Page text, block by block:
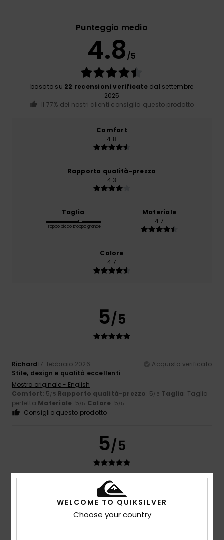
Punteggio medio
4.8/5
basato su 22 recensioni verificatedal settembre
2025
Il 77% dei nostri clienti consiglia questo prodotto
Comfort
4.8
Rapporto qualità-prezzo
4.3
Taglia
Troppo piccoloTroppo grande
Materiale
4.7
Colore
4.7
5/5
Richard17. febbraio 2026
Acquisto verificato
Stile, design e qualità eccellenti
Mostra originale - English
Comfort: 5/5 Rapporto qualità-prezzo: 5/5 Taglia: Taglia
perfetta Materiale: 5/5 Colore: 5/5
Consiglio questo prodotto
5/5
21. gennaio 2026
I vostri pile sono fantastici!
Mostra originale - Français
Rapporto qualità-prezzo: 5
WELCOME TO QUIKSILVER
Choose your country